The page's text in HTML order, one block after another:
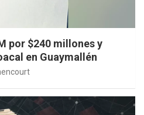
por $240 millones y
en Guaymallén